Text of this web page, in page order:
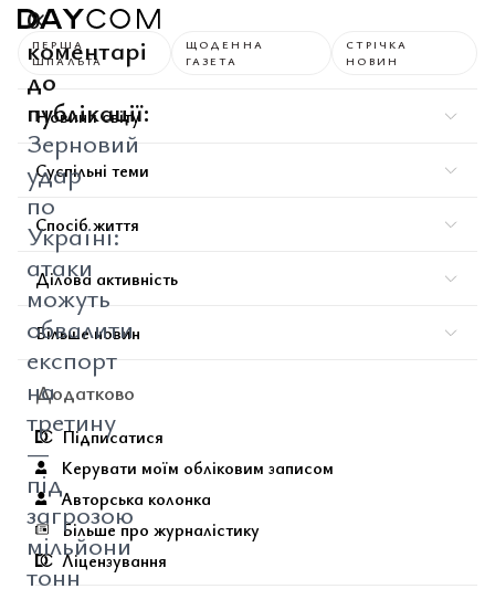
0
коментарі
до
публікації:
Зерновий
удар
по
Україні:
атаки
можуть
обвалити
експорт
на
третину
—
під
загрозою
мільйони
тонн
ПЕРША
ШПАЛЬТА
ЩОДЕННА
ГАЗЕТА
СТРІЧКА
НОВИН
Новини світу
Суспільні теми
Спосіб життя
Ділова активність
Більше новин
Додатково
Підписатися
Керувати моїм обліковим записом
Авторська колонка
Більше про журналістику
Ліцензування